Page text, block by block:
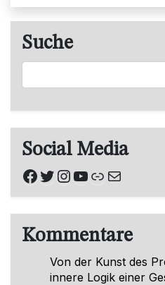
Suche
Suchen
Social Media
Facebook
Twitter
Instagram
YouTube
Link
E-Mail
Kommentare
Von der Kunst des
innere Logik einer